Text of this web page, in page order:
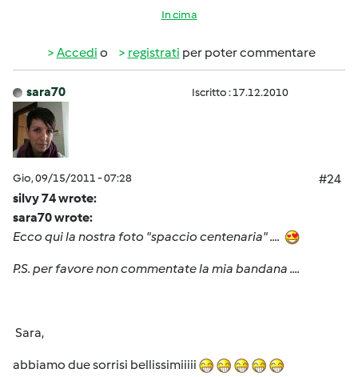
In cima
Accedi o registrati per poter commentare
sara70 Iscritto : 17.12.2010
Gio, 09/15/2011 - 07:28
#24
silvy 74 wrote:
sara70 wrote:
Ecco qui la nostra foto "spaccio centenaria" ....
P.S. per favore non commentate la mia bandana ....
Sara,
abbiamo due sorrisi bellissimiiiii